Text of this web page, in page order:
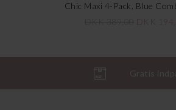
Chic Maxi 4-Pack, Blue
Gratis